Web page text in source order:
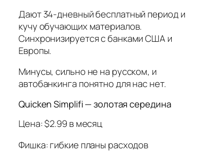
Дают 34-дневный бесплатный период и
кучу обучающих материалов.
Синхронизируется с банками США и
Европы.
Минусы, сильно не на русском, и
автобанкинга понятно для нас нет.
Quicken Simplifi — золотая середина
Цена: $2.99 в месяц
Фишка: гибкие планы расходов